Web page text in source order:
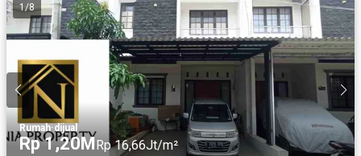
1/8
Rumah·dijual
Rp 1,20M Rp 16,66Jt/m²